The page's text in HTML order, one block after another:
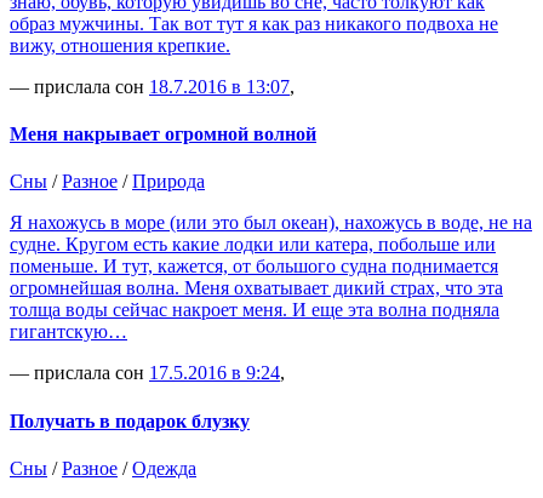
образ мужчины. Так вот тут я как раз никакого подвоха не
вижу, отношения крепкие.
— прислала сон 18.7.2016 в 13:07,
Меня накрывает огромной волной
Сны /Разное /Природа
Я нахожусь в море (или это был океан), нахожусь в воде, не на
судне. Кругом есть какие лодки или катера, побольше или
поменьше. И тут, кажется, от большого судна поднимается
огромнейшая волна. Меня охватывает дикий страх, что эта
толща воды сейчас накроет меня. И еще эта волна подняла
гигантскую…
— прислала сон 17.5.2016 в 9:24,
Получать в подарок блузку
Сны /Разное /Одежда